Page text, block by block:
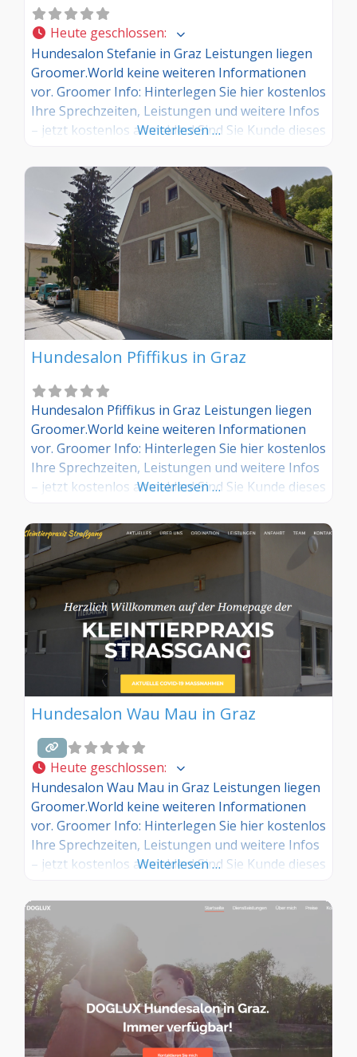
Heute geschlossen:
Hundesalon Stefanie in Graz Leistungen liegen
Groomer.World keine weiteren Informationen
vor. Groomer Info: Hinterlegen Sie hier kostenlos
Ihre Sprechzeiten, Leistungen und weitere Infos
– jetzt kostenlos anmelden! Sind Sie Kunde dieses
über die Kommentarfunktion unten mit anderen
Hundebesitzer/innen!
Weiterlesen …
Hundesalon Pfiffikus in Graz
Hundesalon Pfiffikus in Graz Leistungen liegen
Groomer.World keine weiteren Informationen
vor. Groomer Info: Hinterlegen Sie hier kostenlos
Ihre Sprechzeiten, Leistungen und weitere Infos
– jetzt kostenlos anmelden! Sind Sie Kunde dieses
über die Kommentarfunktion unten mit anderen
Hundebesitzer/innen!
Weiterlesen …
Hundesalon Wau Mau in Graz
Heute geschlossen:
Hundesalon Wau Mau in Graz Leistungen liegen
Groomer.World keine weiteren Informationen
vor. Groomer Info: Hinterlegen Sie hier kostenlos
Ihre Sprechzeiten, Leistungen und weitere Infos
– jetzt kostenlos anmelden! Sind Sie Kunde dieses
über die Kommentarfunktion unten mit anderen
Hundebesitzer/innen!
Weiterlesen …